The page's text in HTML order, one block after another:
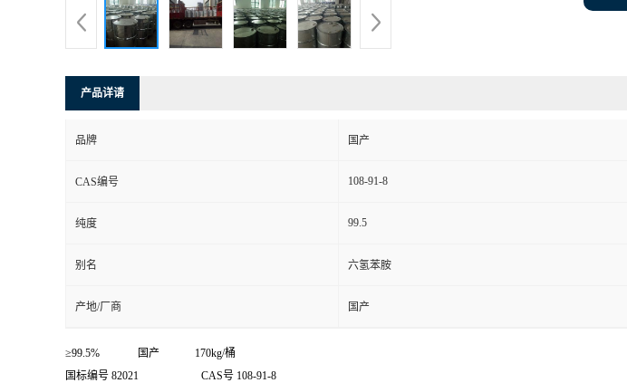
产品详请
品牌 国产
CAS编号 108-91-8
纯度 99.5
别名 六氢苯胺
产地/厂商 国产
≥99.5% 国产 170kg/桶
国标编号 82021 CAS号 108-91-8